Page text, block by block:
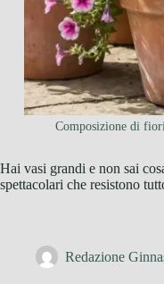
Composizione di
Hai vasi grandi e non sai
spettacolari che resistono
Redazione